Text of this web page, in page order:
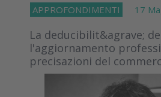
APPROFONDIMENTI 17
La deducibilit&agrave;
l'aggiornamento
precisazioni del